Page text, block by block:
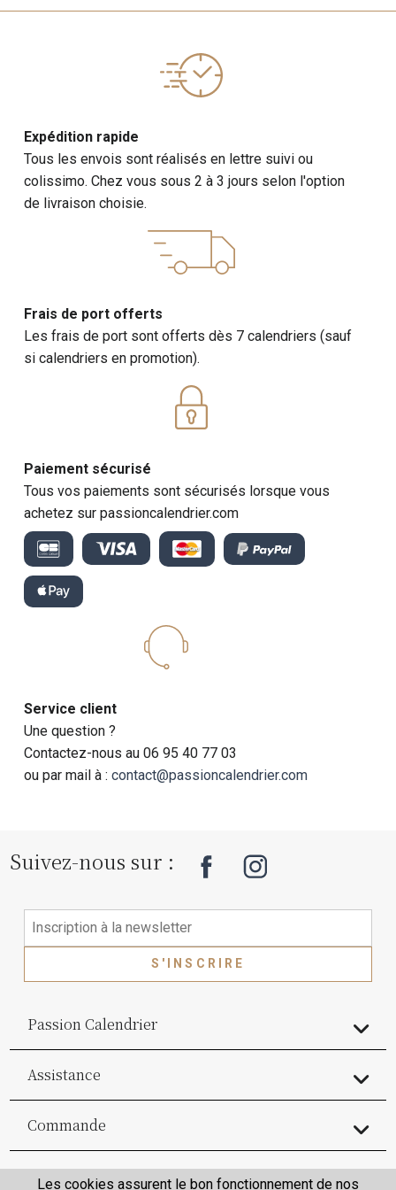
Expédition rapide
Tous les envois sont réalisés en lettre suivi ou
colissimo. Chez vous sous 2 à 3 jours selon l'option
de livraison choisie.
Frais de port offerts
Les frais de port sont offerts dès 7 calendriers (sauf
si calendriers en promotion).
Paiement sécurisé
Tous vos paiements sont sécurisés lorsque vous
achetez sur passioncalendrier.com
Service client
Une question ?
Contactez-nous au 06 95 40 77 03
ou par mail à :contact@passioncalendrier.com
Suivez-nous sur :
S'INSCRIRE
Passion Calendrier
Assistance
Commande
Commande
Les cookies assurent le bon fonctionnement de nos